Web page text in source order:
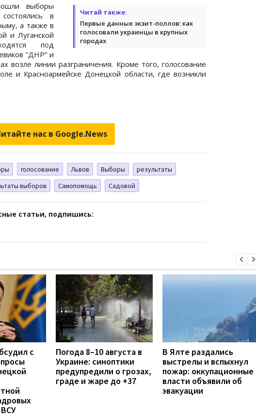
Читай также:
Первые данные экзит-поллов: как
голосовали украинцы в крупных
городах
выборы
в
а также в
и Луганской
под
“ДНР“ и
возле линии разграничения. Кроме того, голосование
и Красноармейске Донецкой области, где возникли
нас в Google.News
голосование Львов Выборы
результаты
выборов Самопомощь Садовой
статьи, подпишись:
с
Погода 8–10 августа в
Украине: синоптики
предупредили о грозах,
граде и жаре до +37
В Ялте раздались
выстрелы и вспыхнул
пожар: оккупационные
власти объявили об
эвакуации